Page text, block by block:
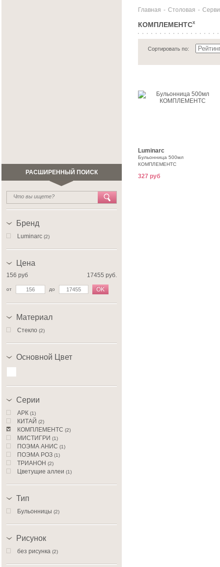
РАСШИРЕННЫЙ ПОИСК
Бренд
Luminarc (2)
Цена
156 руб 17455 руб.
от до OK
Материал
Стекло (2)
Основной Цвет
Серии
АРК (1)
КИТАЙ (2)
КОМПЛЕМЕНТС (2)
МИСТИГРИ (1)
ПОЭМА АНИС (1)
ПОЭМА РОЗ (1)
ТРИАНОН (2)
Цветущие аллеи (1)
Тип
Бульонницы (2)
Рисунок
без рисунка (2)
Главная - Столовая -
КОМПЛЕМЕНТСX
Сортировать по:
Luminarc
Бульонница 500мл
КОМПЛЕМЕНТС
327 руб